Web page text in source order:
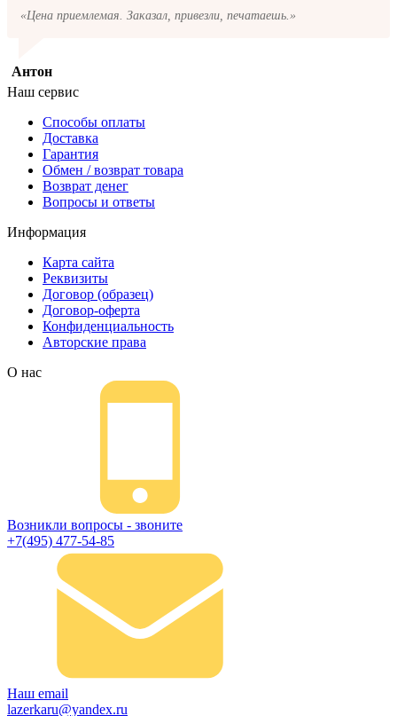
«Цена приемлемая. Заказал, привезли, печатаешь.»
Антон
Наш сервис
Способы оплаты
Доставка
Гарантия
Обмен / возврат товара
Возврат денег
Вопросы и ответы
Информация
Карта сайта
Реквизиты
Договор (образец)
Договор-оферта
Конфиденциальность
Авторские права
О нас
Возникли вопросы - звоните
+7(495) 477-54-85
Наш email
lazerkaru@yandex.ru